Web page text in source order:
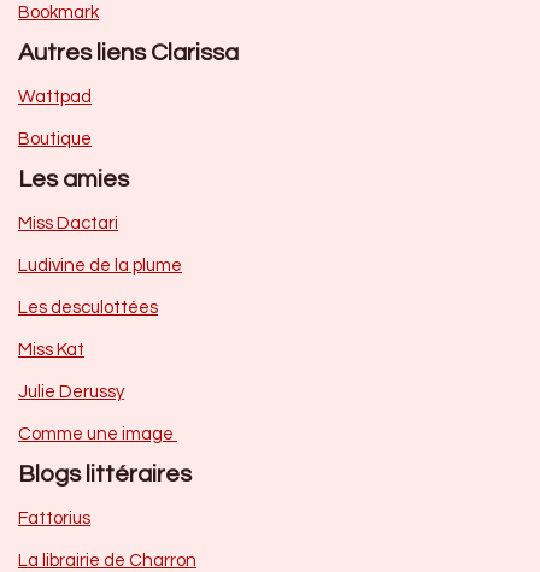
Bookmark
Autres liens Clarissa
Wattpad
Boutique
Les amies
Miss Dactari
Ludivine de la plume
Les desculottées
Miss Kat
Julie Derussy
Comme une image
Blogs littéraires
Fattorius
La librairie de Charron